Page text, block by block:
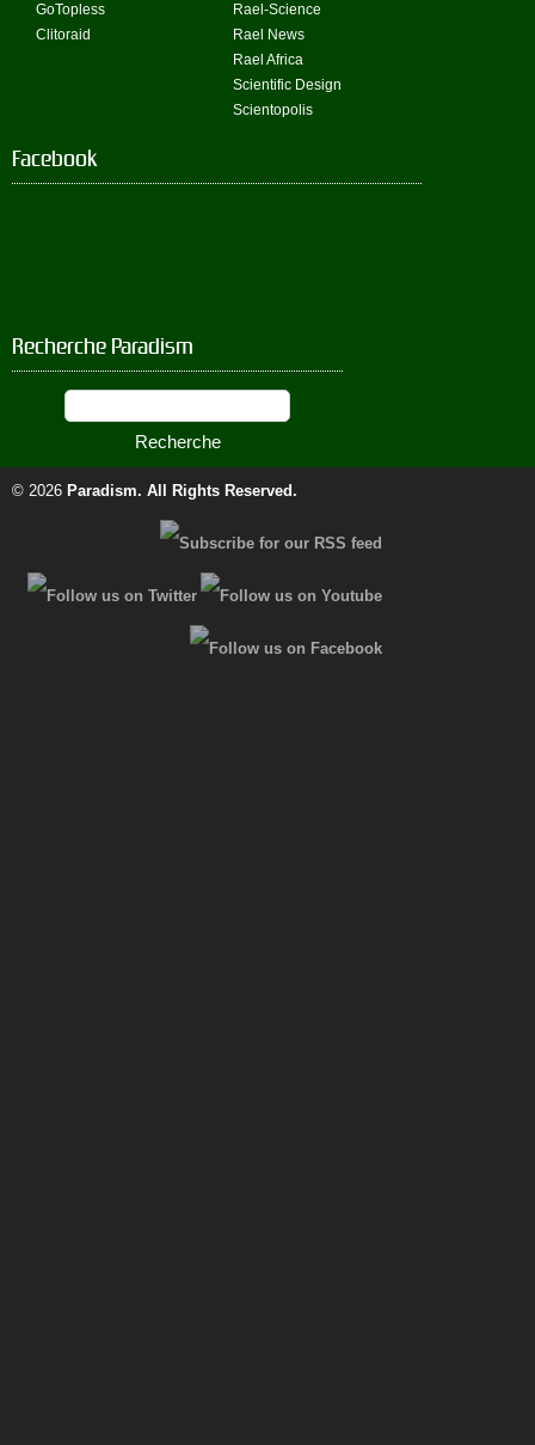
GoTopless
Clitoraid
Rael-Science
Rael News
Rael Africa
Scientific Design
Scientopolis
Facebook
Recherche Paradism
© 2026 Paradism. All Rights Reserved.